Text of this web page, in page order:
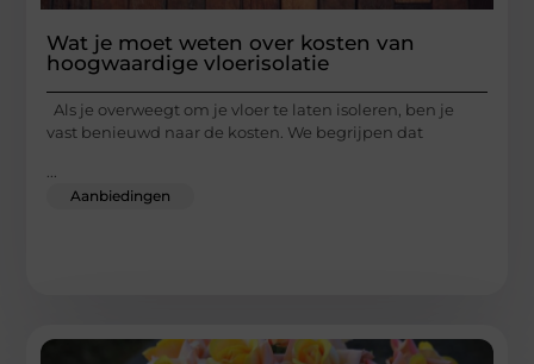
Wat je moet weten over kosten van
hoogwaardige vloerisolatie
Als je overweegt om je vloer te laten isoleren, ben je
vast benieuwd naar de kosten. We begrijpen dat
...
Aanbiedingen